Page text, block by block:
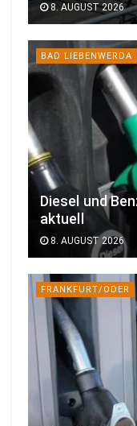
8. AUGUST 2026
BAD LIEBENWERDA
Diesel und
aktuell
8. AUGUST 2026
FRANKFURT/ODER